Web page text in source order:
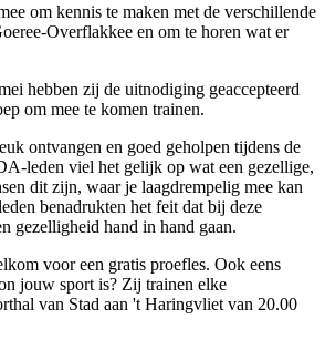
om kennis te maken met de verschillende
Overflakkee en om te horen wat er
hebben zij de uitnodiging geaccepteerd
om mee te komen trainen.
ontvangen en goed geholpen tijdens de
leden viel het gelijk op wat een gezellige,
dit zijn, waar je laagdrempelig mee kan
benadrukten het feit dat bij deze
gezelligheid hand in hand gaan.
voor een gratis proefles. Ook eens
jouw sport is? Zij trainen elke
van Stad aan 't Haringvliet van 20.00